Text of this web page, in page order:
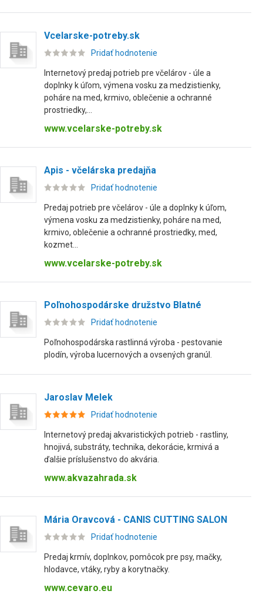
Vcelarske-potreby.sk
Pridať hodnotenie
Internetový predaj potrieb pre včelárov - úle a
doplnky k úľom, výmena vosku za medzistienky,
poháre na med, krmivo, oblečenie a ochranné
prostriedky,...
www.vcelarske-potreby.sk
Apis - včelárska predajňa
Pridať hodnotenie
Predaj potrieb pre včelárov - úle a doplnky k úľom,
výmena vosku za medzistienky, poháre na med,
krmivo, oblečenie a ochranné prostriedky, med,
kozmet...
www.vcelarske-potreby.sk
Poľnohospodárske družstvo Blatné
Pridať hodnotenie
Poľnohospodárska rastlinná výroba - pestovanie
plodín, výroba lucernových a ovsených granúl.
Jaroslav Melek
Pridať hodnotenie
Internetový predaj akvaristických potrieb - rastliny,
hnojivá, substráty, technika, dekorácie, krmivá a
ďalšie príslušenstvo do akvária.
www.akvazahrada.sk
Mária Oravcová - CANIS CUTTING SALON
Pridať hodnotenie
Predaj krmív, doplnkov, pomôcok pre psy, mačky,
hlodavce, vtáky, ryby a korytnačky.
www.cevaro.eu